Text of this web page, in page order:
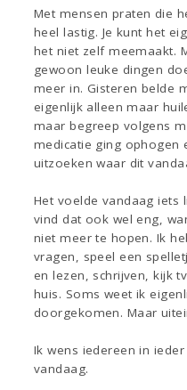
Met mensen praten die
heel lastig. Je kunt het
het niet zelf meemaakt.
gewoon leuke dingen
meer in. Gisteren belde
eigenlijk alleen maar
maar begreep volgens
medicatie ging
uitzoeken waar dit
Het voelde vandaag iets
vind dat ook wel eng,
niet meer te hopen. Ik
vragen, speel een
en lezen, schrijven, kijk
huis. Soms weet ik
doorgekomen. Maar
Ik wens iedereen in
vandaag.